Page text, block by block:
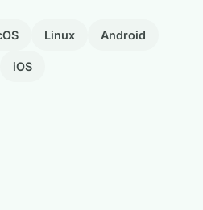
Linux Android
iOS